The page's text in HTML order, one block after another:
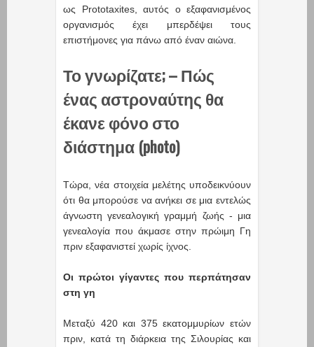
ως Prototaxites, αυτός ο εξαφανισμένος
οργανισμός έχει μπερδέψει τους
επιστήμονες για πάνω από έναν αιώνα.
Το γνωρίζατε; – Πώς
ένας αστροναύτης θα
έκανε φόνο στο
διάστημα (photo)
Τώρα, νέα στοιχεία μελέτης υποδεικνύουν
ότι θα μπορούσε να ανήκει σε μια εντελώς
άγνωστη γενεαλογική γραμμή ζωής - μια
γενεαλογία που άκμασε στην πρώιμη Γη
πριν εξαφανιστεί χωρίς ίχνος.
Οι πρώτοι γίγαντες που περπάτησαν
στη γη
Μεταξύ 420 και 375 εκατομμυρίων ετών
πριν, κατά τη διάρκεια της Σιλουρίας και